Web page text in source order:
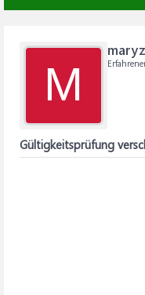
M
Gültigkeitsprüfung